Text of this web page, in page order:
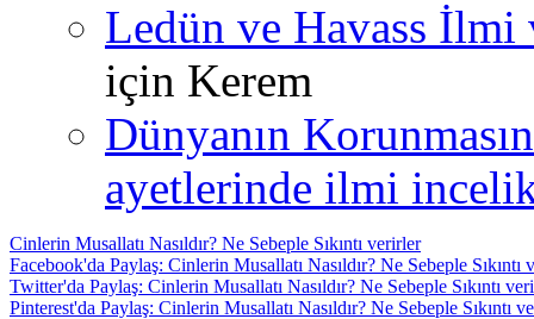
Ledün ve Havass İlmi
için Kerem
Dünyanın
ayetlerinde ilmi
Cinlerin Musallatı Nasıldır? Ne Sebeple Sıkıntı verirler
Facebook'da Paylaş: Cinlerin Musallatı Nasıldır? Ne Sebeple Sıkıntı
Twitter'da Paylaş: Cinlerin Musallatı Nasıldır? Ne Sebeple Sıkıntı
Pinterest'da Paylaş: Cinlerin Musallatı Nasıldır? Ne Sebeple Sıkıntı